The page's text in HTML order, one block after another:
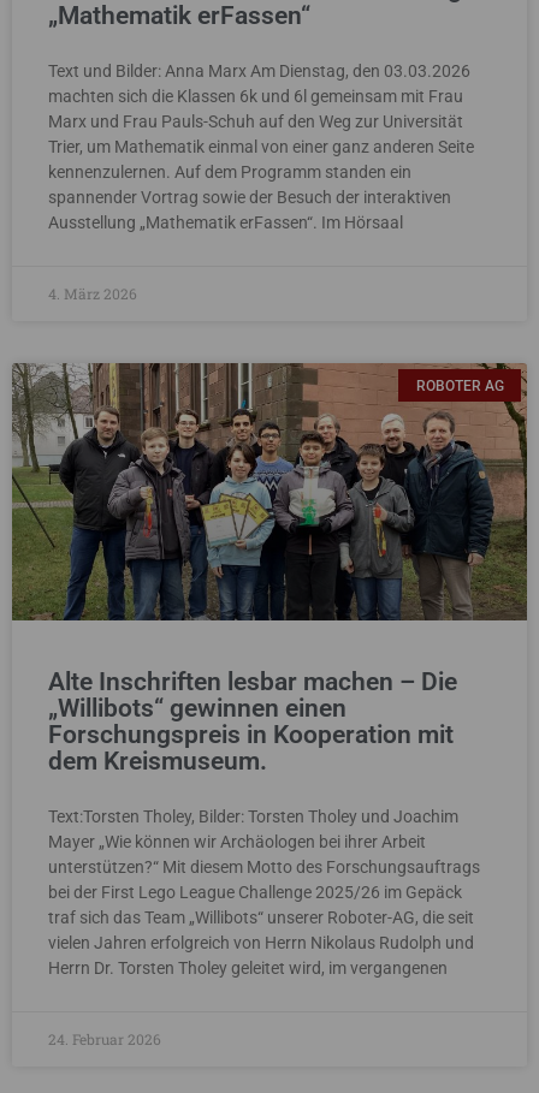
„Mathematik erFassen“
Text und Bilder: Anna Marx Am Dienstag, den 03.03.2026
machten sich die Klassen 6k und 6l gemeinsam mit Frau
Marx und Frau Pauls-Schuh auf den Weg zur Universität
Trier, um Mathematik einmal von einer ganz anderen Seite
kennenzulernen. Auf dem Programm standen ein
spannender Vortrag sowie der Besuch der interaktiven
Ausstellung „Mathematik erFassen“. Im Hörsaal
4. März 2026
ROBOTER AG
Alte Inschriften lesbar machen – Die
„Willibots“ gewinnen einen
Forschungspreis in Kooperation mit
dem Kreismuseum.
Text:Torsten Tholey, Bilder: Torsten Tholey und Joachim
Mayer „Wie können wir Archäologen bei ihrer Arbeit
unterstützen?“ Mit diesem Motto des Forschungsauftrags
bei der First Lego League Challenge 2025/26 im Gepäck
traf sich das Team „Willibots“ unserer Roboter-AG, die seit
vielen Jahren erfolgreich von Herrn Nikolaus Rudolph und
Herrn Dr. Torsten Tholey geleitet wird, im vergangenen
24. Februar 2026